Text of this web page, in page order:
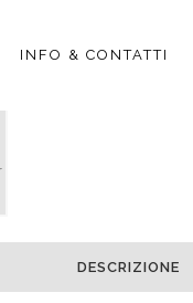
INFO & CONTATTI
DESCRIZIONE